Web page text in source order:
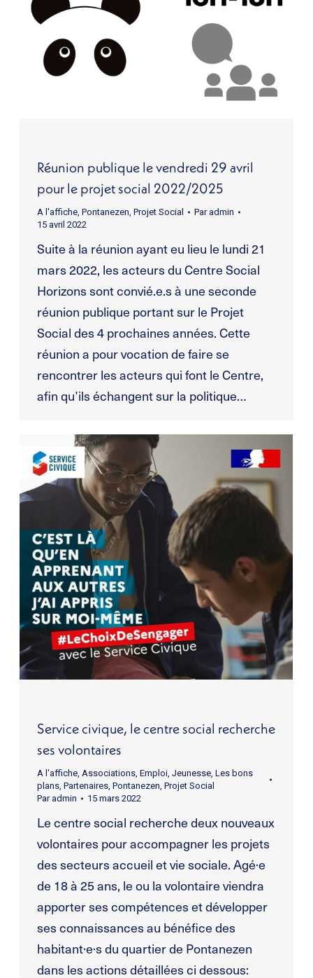
Réunion publique le vendredi 29 avril
pour le projet social 2022/2025
A l'affiche, Pontanezen, Projet Social Paradmin
15 avril 2022
Suite à la réunion ayant eu lieu le lundi 21
mars 2022, les acteurs du Centre Social
Horizons sont convié.e.s à une seconde
réunion publique portant sur le Projet
Social des 4 prochaines années. Cette
réunion a pour vocation de faire se
rencontrer les acteurs qui font le Centre,
afin qu’ils échangent sur la politique…
Service civique, le centre social recherche
ses volontaires
A l'affiche, Associations, Emploi, Jeunesse, Les bons
plans, Partenaires, Pontanezen, Projet Social
Paradmin 15 mars 2022
Le centre social recherche deux nouveaux
volontaires pour accompagner les projets
des secteurs accueil et vie sociale. Agé·e
de 18 à 25 ans, le ou la volontaire viendra
apporter ses compétences et développer
ses connaissances au bénéfice des
habitant·e·s du quartier de Pontanezen
dans les actions détaillées ci dessous: